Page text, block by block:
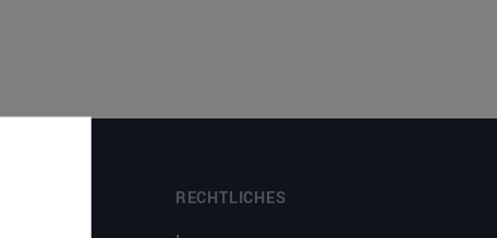
RECHTLICHES